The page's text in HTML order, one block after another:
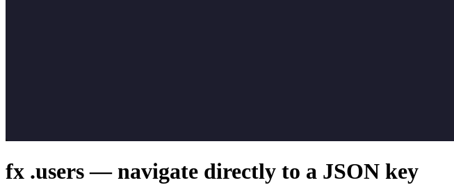
fx .users — navigate directly to a JSON key